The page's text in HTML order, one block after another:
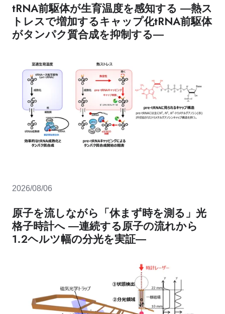
tRNA前駆体が生育温度を感知する ―熱ス
トレスで増加するキャップ化tRNA前駆体
がタンパク質合成を抑制する―
2026/08/06
原子を流しながら「休まず時を測る」光
格子時計へ ―連続する原子の流れから
1.2ヘルツ幅の分光を実証―